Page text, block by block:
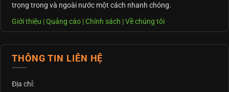
trọng trong và ngoài nước một cách nhanh chóng.
Giới thiệu |Quảng cáo |Chính sách |Về chúng tôi
THÔNG TIN LIÊN HỆ
Địa chỉ: